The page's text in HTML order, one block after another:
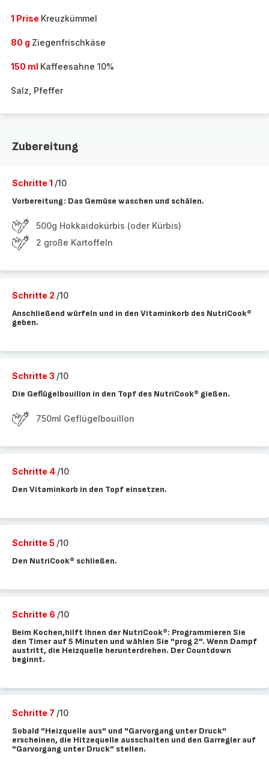
1 Prise Kreuzkümmel
80 g Ziegenfrischkäse
150 ml Kaffeesahne 10%
Salz, Pfeffer
Zubereitung
Schritte 1 /10
Vorbereitung: Das Gemüse waschen und schälen.
500g Hokkaidokürbis (oder Kürbis)
2 große Kartoffeln
Schritte 2 /10
Anschließend würfeln und in den Vitaminkorb des NutriCook®
geben.
Schritte 3 /10
Die Geflügelbouillon in den Topf des NutriCook® gießen.
750ml Geflügelbouillon
Schritte 4 /10
Den Vitaminkorb in den Topf einsetzen.
Schritte 5 /10
Den NutriCook® schließen.
Schritte 6 /10
Beim Kochen,hilft Ihnen der NutriCook®: Programmieren Sie
den Timer auf 5 Minuten und wählen Sie "prog 2". Wenn Dampf
austritt, die Heizquelle herunterdrehen. Der Countdown
beginnt.
Schritte 7 /10
Sobald "Heizquelle aus" und "Garvorgang unter Druck"
erscheinen, die Hitzequelle ausschalten und den Garregler auf
"Garvorgang unter Druck" stellen.